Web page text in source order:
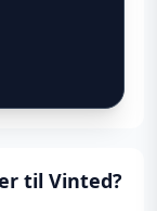
til Vinted?